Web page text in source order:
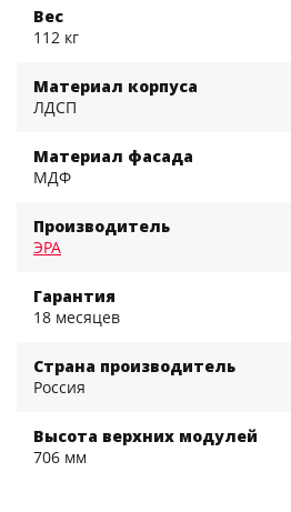
Вес
112 кг
Материал корпуса
ЛДСП
Материал фасада
МДФ
Производитель
ЭРА
Гарантия
18 месяцев
Страна производитель
Россия
Высота верхних модулей
706 мм